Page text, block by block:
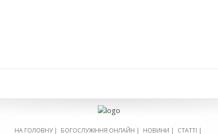
НА ГОЛОВНУ| БОГОСЛУЖІННЯ ОНЛАЙН | НОВИНИ | СТАТТІ |